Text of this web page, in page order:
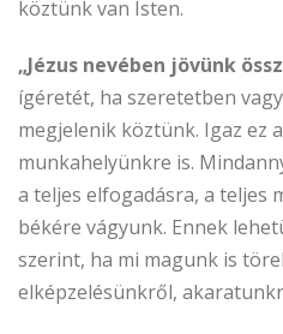
köztünk van Isten.
„Jézus nevében jövünk
ígéretét, ha szeretetben
megjelenik köztünk. Igaz ez
munkahelyünkre is.
a teljes elfogadásra, a teljes
békére vágyunk. Ennek
szerint, ha mi magunk is
elképzelésünkről,